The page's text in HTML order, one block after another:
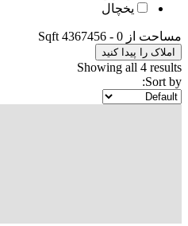
یخچال
مساحت از 0
-
4367456
Sqft
املاک را پیدا کنید
Showing all 4 results
Sort by: